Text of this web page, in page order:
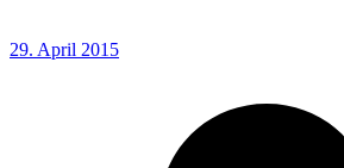
29. April 2015